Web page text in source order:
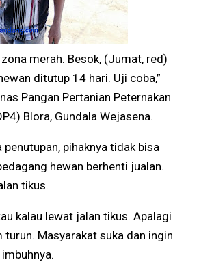
merah. Besok, (Jumat, red)
ditutup 14 hari. Uji coba,”
Pangan Pertanian Peternakan
Blora, Gundala Wejasena.
penutupan, pihaknya tidak bisa
hewan berhenti jualan.
tikus.
kalau lewat jalan tikus. Apalagi
Masyarakat suka dan ingin